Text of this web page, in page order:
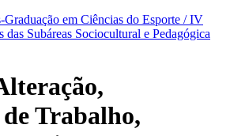
em Ciências do Esporte / IV
das Subáreas Sociocultural e Pedagógica
Trabalho,